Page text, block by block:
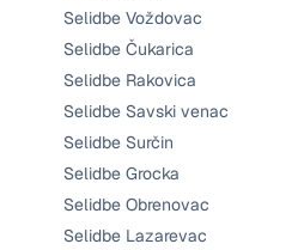
Selidbe Voždovac
Selidbe Čukarica
Selidbe Rakovica
Selidbe Savski venac
Selidbe Surčin
Selidbe Grocka
Selidbe Obrenovac
Selidbe Lazarevac